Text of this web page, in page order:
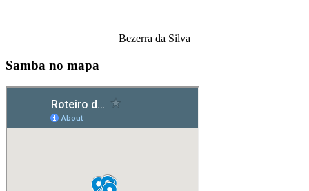
Bezerra da Silva
Samba no mapa